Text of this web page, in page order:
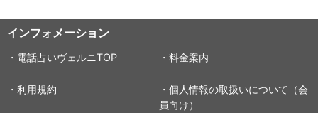
インフォメーション
・電話占いヴェルニTOP ・料金案内
・利用規約
・個人情報の取扱いについて（会
員向け）